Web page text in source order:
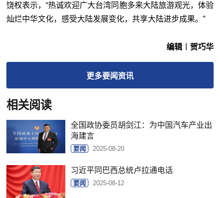
饶权表示，“热诚欢迎广大台湾同胞多来大陆旅游观光，体验
灿烂中华文化，感受大陆发展变化，共享大陆进步成果。”
编辑︱贺巧华
更多要闻资讯
相关阅读
全国政协委员胡剑江：为中国汽车产业出
海建言
要闻 2025-08-20
习近平同巴西总统卢拉通电话
要闻 2025-08-12